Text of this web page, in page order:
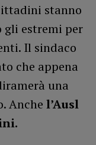
stanno
gli estremi per
Il sindaco
che appena
una
Anche l’Ausl